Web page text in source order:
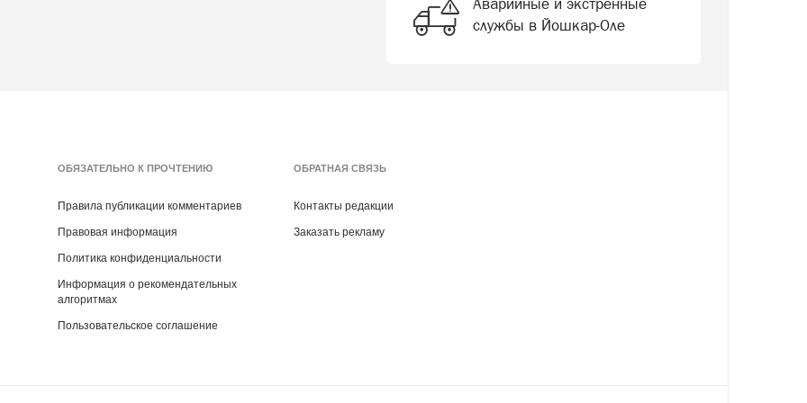
Аварийные и экстренные
службы в Йошкар-Оле
ОБЯЗАТЕЛЬНО К ПРОЧТЕНИЮ
Правила публикации комментариев
Правовая информация
Политика конфиденциальности
Информация о рекомендательных
алгоритмах
Пользовательское соглашение
ОБРАТНАЯ СВЯЗЬ
Контакты редакции
Заказать рекламу